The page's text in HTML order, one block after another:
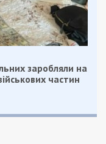
заробляли на
частин